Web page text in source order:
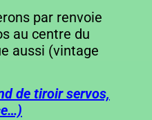
par renvoie
au centre du
aussi (vintage
de tiroir servos,